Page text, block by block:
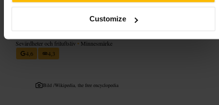
Customize
The Albert Memorial
Sevärdheter och friluftsliv • Minnesmärke
4,6
4,3
Bild /Wikipedia, the free encyclopedia